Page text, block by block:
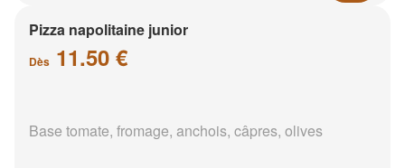
Pizza napolitaine junior
Dès 11.50 €
Base tomate, fromage, anchois, câpres, olives